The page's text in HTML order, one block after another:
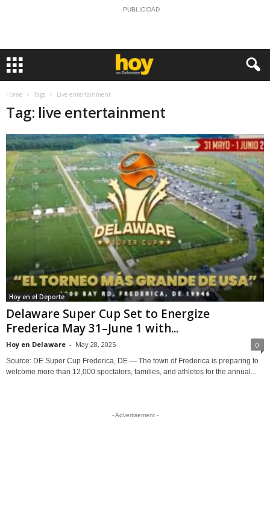
PUBLICIDAD
Home Tags Live entertainment
Tag: live entertainment
Hoy en el Deporte
Delaware Super Cup Set to Energize
Frederica May 31–June 1 with...
Hoy en Delaware - May 28, 2025 0
Source: DE Super Cup Frederica, DE — The town of Frederica is preparing to
welcome more than 12,000 spectators, families, and athletes for the annual...
- Advertisement -